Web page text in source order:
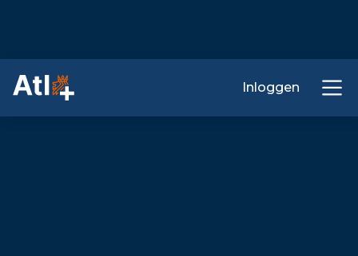
Inloggen